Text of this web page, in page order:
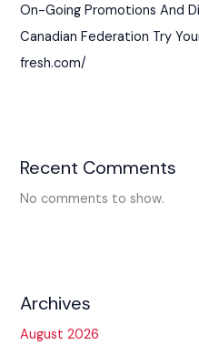
On-Going Promotions And
Canadian Federation Try
fresh.com/
Recent Comments
No comments to show.
Archives
August 2026